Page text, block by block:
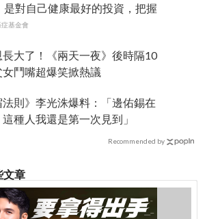
對自己健康最好的投資，把握
基金會
大了！《兩天一夜》後時隔10
鬥嘴超爆笑掀熱議
法則》李光洙爆料：「邊佑錫在
種人我還是第一次見到」
Recommended by
文章